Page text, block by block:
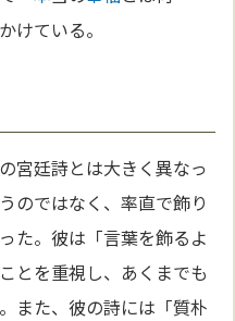
けている。
宮廷詩とは大きく異なっ
のではなく、率直で飾り
た。彼は「言葉を飾るよ
とを重視し、あくまでも
また、彼の詩には「質朴